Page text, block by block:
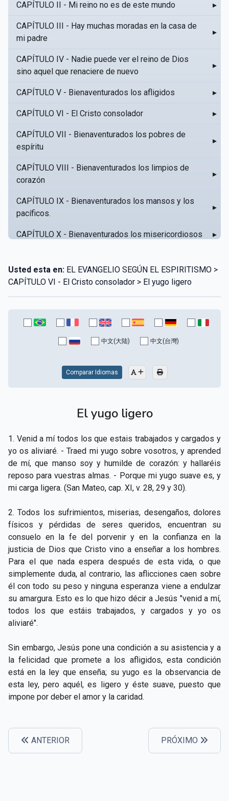
CAPÍTULO II - Mi reino no es de este mundo ▸
CAPÍTULO III - Hay muchas moradas en la casa de
mi padre
▸
CAPÍTULO IV - Nadie puede ver el reino de Dios
sino aquel que renaciere de nuevo
▸
CAPÍTULO V - Bienaventurados los afligidos ▸
CAPÍTULO VI - El Cristo consolador ▸
CAPÍTULO VII - Bienaventurados los pobres de
espíritu
▸
CAPÍTULO VIII - Bienaventurados los limpios de
corazón
▸
CAPÍTULO IX - Bienaventurados los mansos y los
pacíficos.
▸
CAPÍTULO X - Bienaventurados los misericordiosos ▸
CAPÍTULO XII - Amad a vuestros enemigos
CAPÍTULO XIII - No sepa tu izquierda lo que hace tu
CAPÍTULO XVI - No se puede servir a Dios y a las
los escogidos
CAPÍTULO XIX - La fe transporta las montañas ▸
CAPÍTULO XX - Los obreros de la última hora ▸
profetas
CAPÍTULO XXII - No separéis lo que Dios ha unido ▸
CAPÍTULO XXIII - Moral extraña
CAPÍTULO XXIV - No pongáis la lámpara debajo del
celemín
▸
CAPÍTULO XXV - Buscad y encontraréis ▸
gratuitamente
CAPÍTULO XXVII - Pedid y se os dará ▸
CAPÍTULO XXVIII - Colección de oraciones
espiritistas
Usted esta en: EL EVANGELIO SEGÚN EL ESPIRITISMO >
CAPÍTULO VI - El Cristo consolador > El yugo ligero
中文(大陆) 中文(台灣)
Comparar Idiomas
El yugo ligero
1. Venid a mí todos los que estais trabajados y cargados y
yo os aliviaré. - Traed mi yugo sobre vosotros, y aprended
de mí, que manso soy y humilde de corazón: y hallaréis
reposo para vuestras almas. - Porque mi yugo suave es, y
mi carga ligera. (San Mateo, cap. XI, v. 28, 29 y 30).
2. Todos los sufrimientos, miserias, desengaños, dolores
físicos y pérdidas de seres queridos, encuentran su
consuelo en la fe del porvenir y en la confianza en la
justicia de Dios que Cristo vino a enseñar a los hombres.
Para el que nada espera después de esta vida, o que
simplemente duda, al contrario, las aflicciones caen sobre
él con todo su peso y ninguna esperanza viene a endulzar
su amargura. Esto es lo que hizo décir a Jesús "venid a mí,
todos los que estáis trabajados, y cargados y yo os
aliviaré".
Sin embargo, Jesús pone una condición a su asistencia y a
la felicidad que promete a los afligidos, esta condición
está en la ley que enseña; su yugo es la observancia de
esta ley, pero aquél, es ligero y éste suave, puesto que
impone por deber el amor y la caridad.
ANTERIOR PRÓXIMO